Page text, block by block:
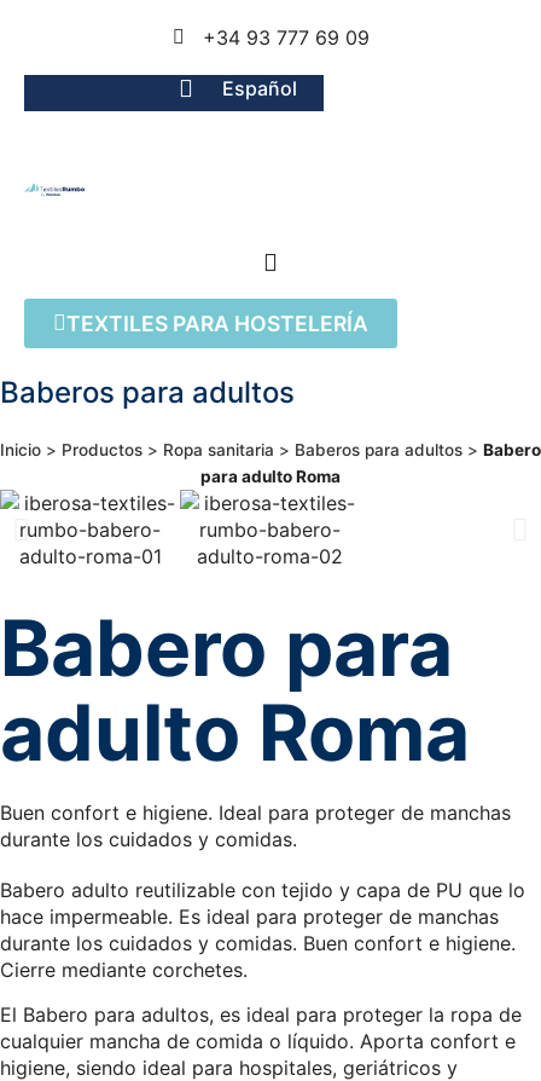
+34 93 777 69 09
Español
TEXTILES PARA HOSTELERÍA
Baberos para adultos
Inicio > Productos > Ropa sanitaria > Baberos para adultos > Babero
para adulto Roma
Babero para
adulto Roma
Buen confort e higiene. Ideal para proteger de manchas
durante los cuidados y comidas.
Babero adulto reutilizable con tejido y capa de PU que lo
hace impermeable. Es ideal para proteger de manchas
durante los cuidados y comidas. Buen confort e higiene.
Cierre mediante corchetes.
El Babero para adultos, es ideal para proteger la ropa de
cualquier mancha de comida o líquido. Aporta confort e
higiene, siendo ideal para hospitales, geriátricos y